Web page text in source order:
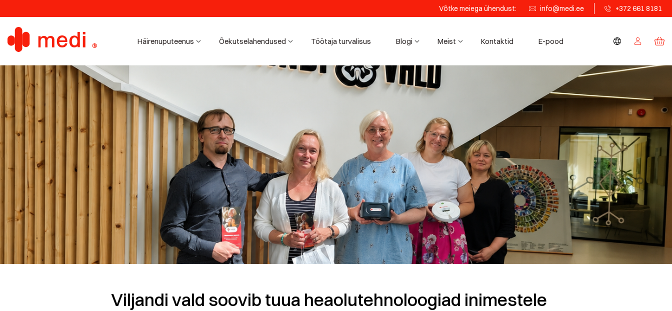
Võtke meiega ühendust: info@medi.ee +372 661 8181
Häirenuputeenus Õekutselahendused Töötaja turvalisus Blogi Meist Kontaktid E-pood
Viljandi vald soovib tuua heaolutehnoloogiad inimestele